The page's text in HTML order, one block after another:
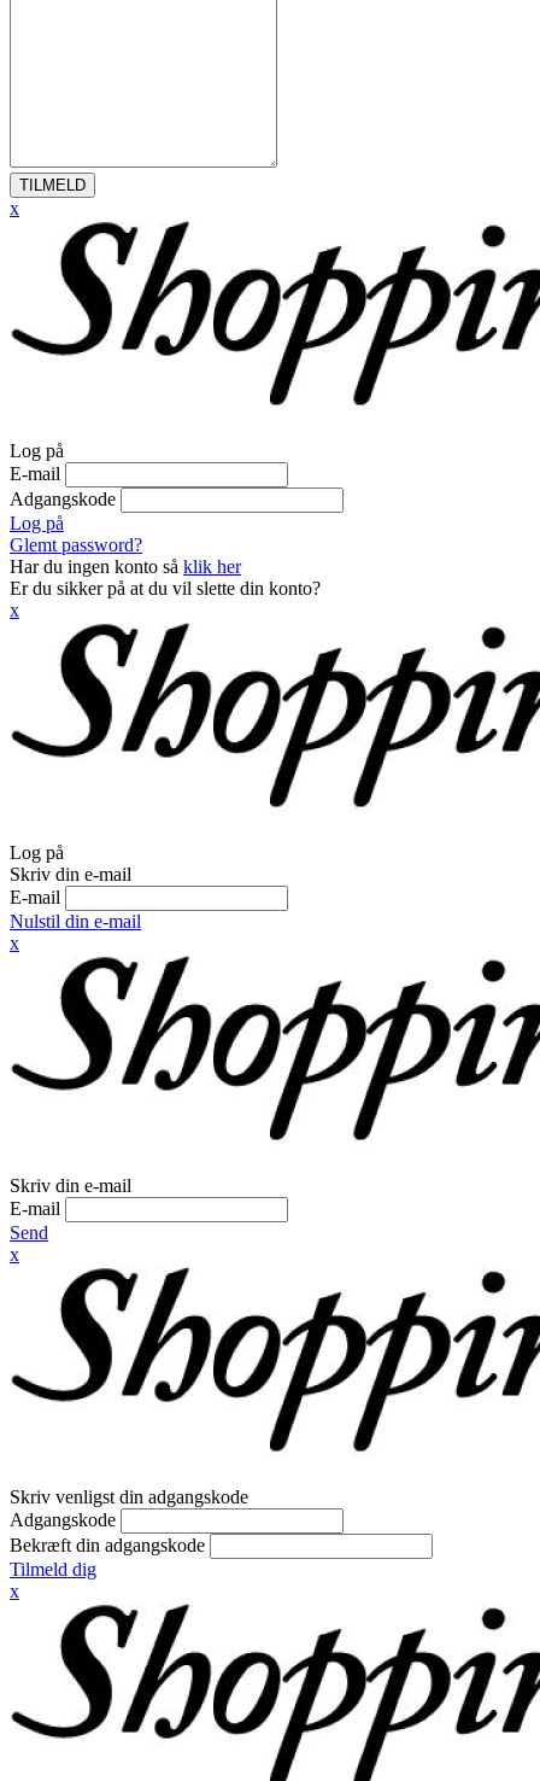
TILMELD
x
Log på
E-mail
Adgangskode
Log på
Glemt password?
Har du ingen konto så klik her
Er du sikker på at du vil slette din konto?
x
Log på
Skriv din e-mail
E-mail
Nulstil din e-mail
x
Skriv din e-mail
E-mail
Send
x
Skriv venligst din adgangskode
Adgangskode
Bekræft din adgangskode
Tilmeld dig
x